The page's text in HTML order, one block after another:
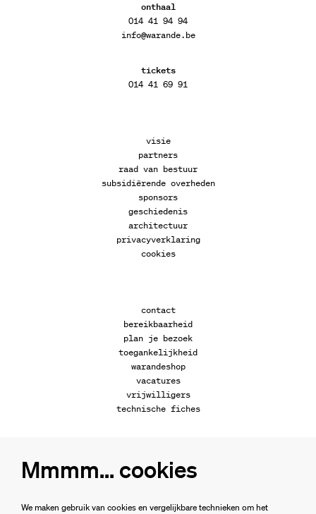
onthaal
014 41 94 94
info@warande.be
tickets
014 41 69 91
visie
partners
raad van bestuur
subsidiërende overheden
sponsors
geschiedenis
architectuur
privacyverklaring
cookies
contact
bereikbaarheid
plan je bezoek
toegankelijkheid
warandeshop
vacatures
vrijwilligers
technische fiches
Volg ons
Mmmm... cookies
We maken gebruik van cookies en vergelijkbare technieken om het